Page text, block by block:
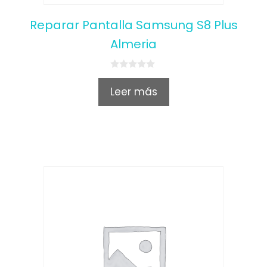
Reparar Pantalla Samsung S8 Plus
Almeria
0
u
Leer más